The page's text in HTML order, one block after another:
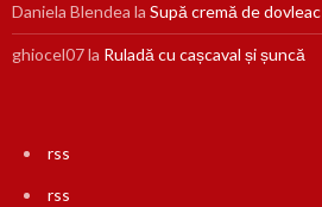
Daniela Blendea la Supă cremă de dovleac
ghiocel07la Ruladă cu cașcaval și șuncă
rss
rss